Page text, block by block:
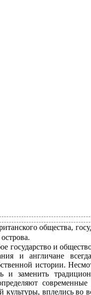
общества,
государство и
и англичане
истории.
и заменить
вплелись во